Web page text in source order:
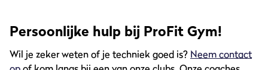
Persoonlijke hulp bij ProFit Gym!
Wil je zeker weten of je techniek goed is? Neem contact